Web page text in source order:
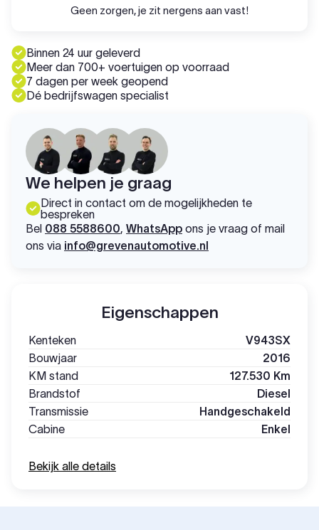
Geen zorgen, je zit nergens aan vast!
Binnen 24 uur geleverd
Meer dan 700+ voertuigen op voorraad
7 dagen per week geopend
Dé bedrijfswagen specialist
We helpen je graag
Direct in contact om de mogelijkheden te
bespreken
Bel 088 5588600, WhatsApp ons je vraag of mail
ons via info@grevenautomotive.nl
Eigenschappen
Kenteken
V943SX
Bouwjaar
2016
KM stand
127.530 Km
Brandstof
Diesel
Transmissie
Handgeschakeld
Cabine
Enkel
Bekijk alle details